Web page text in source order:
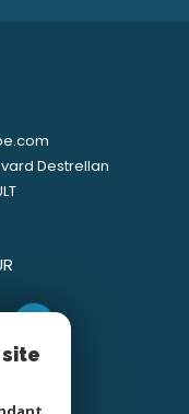
Destrellan